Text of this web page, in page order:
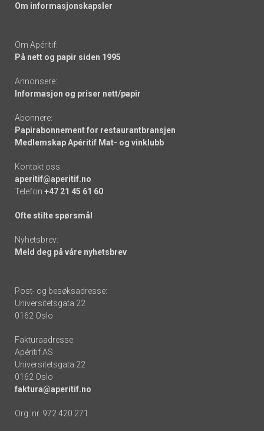
Om informasjonskapsler
Om Apéritif:
På nett og papir siden 1995
Annonsere:
Informasjon og priser nett/papir
Abonnere:
Papirabonnement for restaurantbransjen
Medlemskap Apéritif Mat- og vinklubb
Kontakt oss:
aperitif@aperitif.no
Telefon +47 21 45 61 60
Ofte stilte spørsmål
Nyhetsbrev:
Meld deg på våre nyhetsbrev
Post- og besøksadresse:
Universitetsgata 22
0162 Oslo
Fakturaadresse:
Apéritif AS
Universitetsgata 22
0162 Oslo
faktura@aperitif.no
Org. nr. 972 420 271